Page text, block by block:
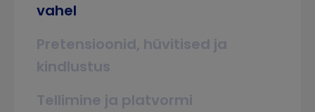
vahel
Pretensioonid, hüvitised ja
kindlustus
Tellimine ja platvormi